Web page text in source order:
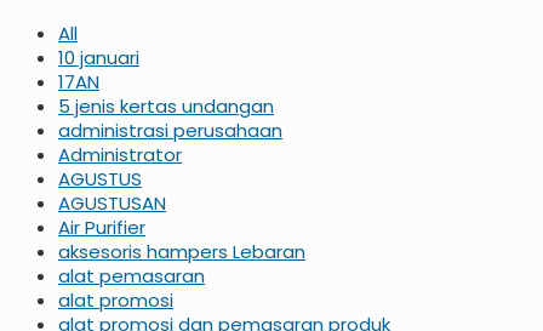
All
10 januari
17AN
5 jenis kertas undangan
administrasi perusahaan
Administrator
AGUSTUS
AGUSTUSAN
Air Purifier
aksesoris hampers Lebaran
alat pemasaran
alat promosi
alat promosi dan pemasaran produk